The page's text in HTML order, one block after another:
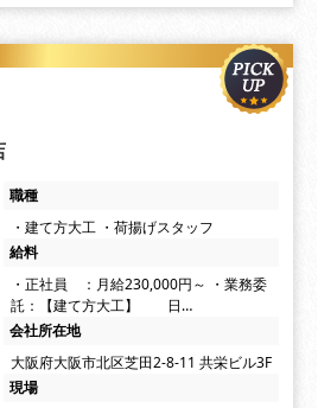
職種
・建て方大工 ・荷揚げスタッフ
給料
・正社員 ：月給230,000円～ ・業務委
託：【建て方大工】 日…
会社所在地
大阪府大阪市北区芝田2-8-11 共栄ビル3F
現場